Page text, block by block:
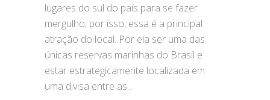
lugares do sul do país para se fazer
mergulho, por isso, essa é a principal
atração do local. Por ela ser uma das
únicas reservas marinhas do Brasil e
estar estrategicamente localizada em
uma divisa entre as